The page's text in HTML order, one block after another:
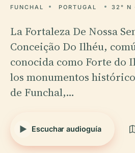
FUNCHAL PORTUGAL 32° N
La Fortaleza De Nossa
Conceição Do Ilhéu,
conocida como Forte do
los monumentos
de Funchal,…
Escuchar audioguía